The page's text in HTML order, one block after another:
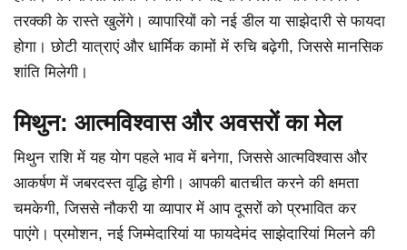
तरक्की के रास्ते खुलेंगे। व्यापारियों को नई डील या साझेदारी से फायदा
होगा। छोटी यात्राएं और धार्मिक कामों में रुचि बढ़ेगी, जिससे मानसिक
शांति मिलेगी।
मिथुन: आत्मविश्वास और अवसरों का मेल
मिथुन राशि में यह योग पहले भाव में बनेगा, जिससे आत्मविश्वास और
आकर्षण में जबरदस्त वृद्धि होगी। आपकी बातचीत करने की क्षमता
चमकेगी, जिससे नौकरी या व्यापार में आप दूसरों को प्रभावित कर
पाएंगे। प्रमोशन, नई जिम्मेदारियां या फायदेमंद साझेदारियां मिलने की